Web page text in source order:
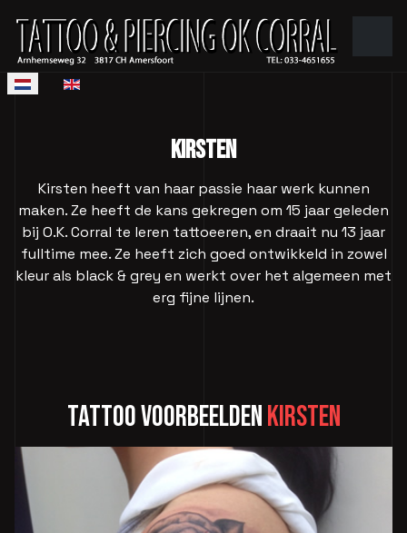
Selecteer de taal
KIRSTEN
Kirsten heeft van haar passie haar werk kunnen
maken. Ze heeft de kans gekregen om 15 jaar geleden
bij O.K. Corral te leren tattoeeren, en draait nu 13 jaar
fulltime mee. Ze heeft zich goed ontwikkeld in zowel
kleur als black & grey en werkt over het algemeen met
erg fijne lijnen.
Tattoo voorbeeldenKirsten